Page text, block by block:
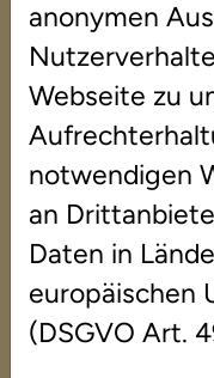
Unser
Aktuelles aus
sowie über
Instituten. Über
können Sie sich
registrieren.
anonymen
Webseite zu
notwendigen
an
Daten in
europäischen
(DSGVO Art.